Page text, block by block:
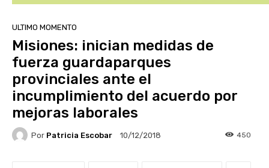
ULTIMO MOMENTO
Misiones: inician medidas de
fuerza guardaparques
provinciales ante el
incumplimiento del acuerdo por
mejoras laborales
Por Patricia Escobar 10/12/2018 450